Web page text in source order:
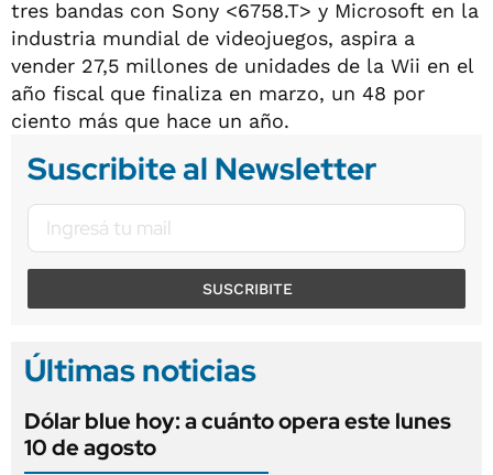
tres bandas con Sony <6758.T> y Microsoft en la
industria mundial de videojuegos, aspira a
vender 27,5 millones de unidades de la Wii en el
año fiscal que finaliza en marzo, un 48 por
ciento más que hace un año.
Suscribite al Newsletter
SUSCRIBITE
Últimas noticias
Dólar blue hoy: a cuánto opera este lunes
10 de agosto